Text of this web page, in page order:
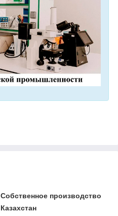
Собственное производство
Казахстан